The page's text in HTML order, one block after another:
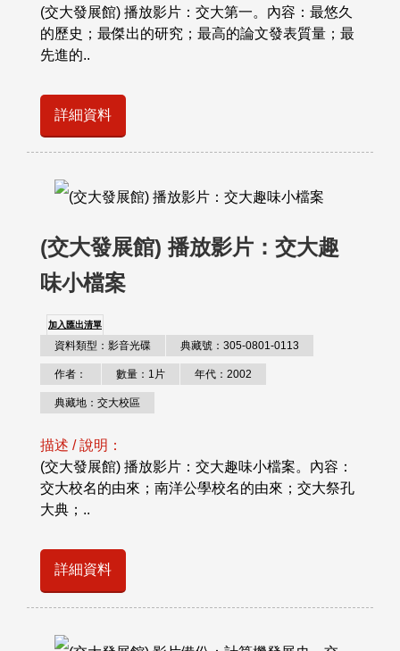
(交大發展館) 播放影片：交大第一。內容：最悠久
的歷史；最傑出的研究；最高的論文發表質量；最
先進的..
詳細資料
(交大發展館) 播放影片：交大趣
味小檔案
加入匯出清單
資料類型：影音光碟 典藏號：305-0801-0113
作者： 數量：1片 年代：2002
典藏地：交大校區
描述 / 說明：
(交大發展館) 播放影片：交大趣味小檔案。內容：
交大校名的由來；南洋公學校名的由來；交大祭孔
大典；..
詳細資料